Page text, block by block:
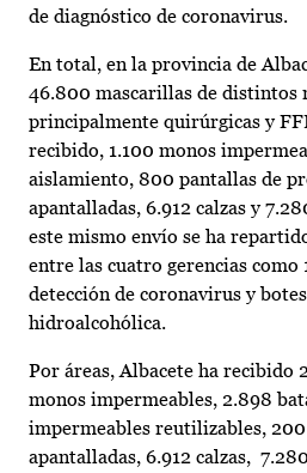
de diagnóstico de coronavirus.
En total, en la provincia de
46.800 mascarillas de distintos
principalmente quirúrgicas y
recibido, 1.100 monos
aislamiento, 800 pantallas de
apantalladas, 6.912 calzas y
este mismo envío se ha
entre las cuatro gerencias
detección de coronavirus y
hidroalcohólica.
Por áreas, Albacete ha recibido
monos impermeables, 2.898
impermeables reutilizables,
apantalladas, 6.912 calzas,